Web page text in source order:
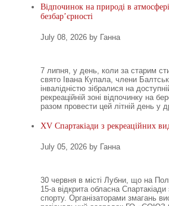
Відпочинок на природі в
безбар’єрності
July 08, 2026 by Ганна
7 липня, у день, коли за старим
свято Івана Купала, члени
інвалідністю зібралися на
рекреаційній зоні відпочинку на
разом провести цей літній день у
XV Спартакіади з рекреаційних
July 05, 2026 by Ганна
30 червня в місті Лубни, що на
15-а відкрита обласна Спартакіади
спорту. Організаторами змагань